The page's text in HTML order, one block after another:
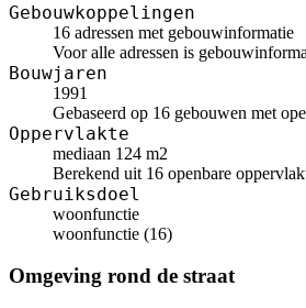
Gebouwkoppelingen
16 adressen met gebouwinformatie
Voor alle adressen is
Bouwjaren
1991
Gebaseerd op 16 gebouwen met
Oppervlakte
mediaan 124 m2
Berekend uit 16 openbare
Gebruiksdoel
woonfunctie
woonfunctie (16)
Omgeving rond de straat